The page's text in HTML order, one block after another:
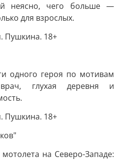
неясно, чего больше —
для взрослых.
Пушкина. 18+
одного героя по мотивам
глухая деревня и
Пушкина. 18+
на Северо-Западе: